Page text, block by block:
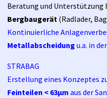
Beratung und Unterstützung
Bergbaugerät (Radlader,
Kontinuierliche
Metallabscheidung u.a. in
STRABAG
Erstellung eines Konzeptes
Feinteilen < 63µm aus der